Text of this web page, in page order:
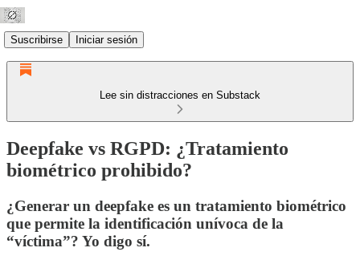
Suscribirse Iniciar sesión
Lee sin distracciones en Substack
Deepfake vs RGPD: ¿Tratamiento
biométrico prohibido?
¿Generar un deepfake es un tratamiento biométrico
que permite la identificación unívoca de la
“víctima”? Yo digo sí.